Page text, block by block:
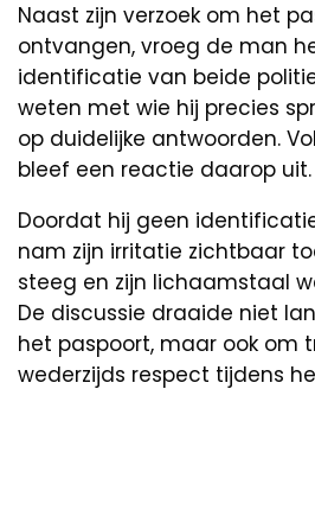
Naast zijn verzoek om het
ontvangen, vroeg de man
identificatie van beide
weten met wie hij precies
op duidelijke antwoorden.
bleef een reactie daarop uit.
Doordat hij geen
nam zijn irritatie zichtbaar
steeg en zijn lichaamstaal
De discussie draaide niet
het paspoort, maar ook om
wederzijds respect tijdens